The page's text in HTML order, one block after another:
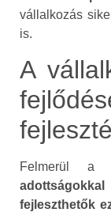
vállalkozás
is.
A
Felmerül a
fejleszthetők